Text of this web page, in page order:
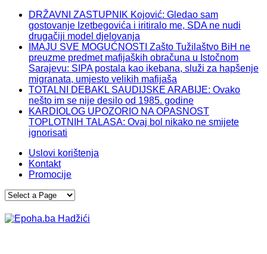
DRŽAVNI ZASTUPNIK Kojović: Gledao sam
gostovanje Izetbegovića i iritiralo me, SDA ne nudi
drugačiji model djelovanja
IMAJU SVE MOGUĆNOSTI Zašto Tužilaštvo BiH ne
preuzme predmet mafijaških obračuna u Istočnom
Sarajevu: SIPA postala kao ikebana, služi za hapšenje
migranata, umjesto velikih mafijaša
TOTALNI DEBAKL SAUDIJSKE ARABIJE: Ovako
nešto im se nije desilo od 1985. godine
KARDIOLOG UPOZORIO NA OPASNOST
TOPLOTNIH TALASA: Ovaj bol nikako ne smijete
ignorisati
Uslovi korištenja
Kontakt
Promocije